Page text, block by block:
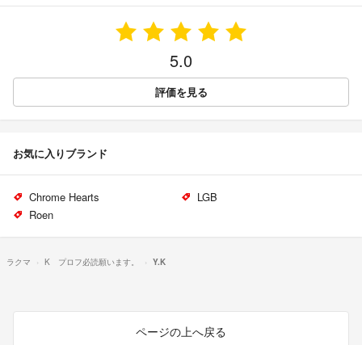
5.0
評価を見る
お気に入りブランド
Chrome Hearts
LGB
Roen
ラクマ K プロフ必読願います。 Y.K
ページの上へ戻る